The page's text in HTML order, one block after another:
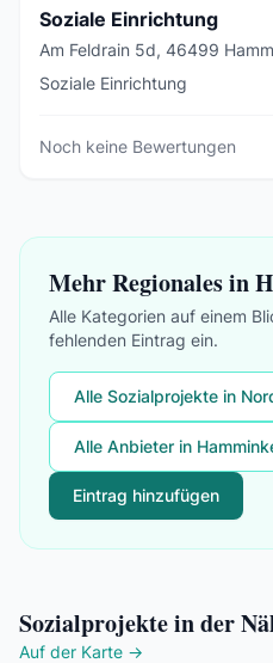
Soziale Einrichtung
Am Feldrain 5d, 46499
Soziale Einrichtung
Noch keine Bewertungen
Mehr Regionales in
Alle Kategorien auf einem
fehlenden Eintrag ein.
Alle Sozialprojekte in
Alle Anbieter in
Eintrag hinzufügen
Sozialprojekte in der
Auf der Karte →